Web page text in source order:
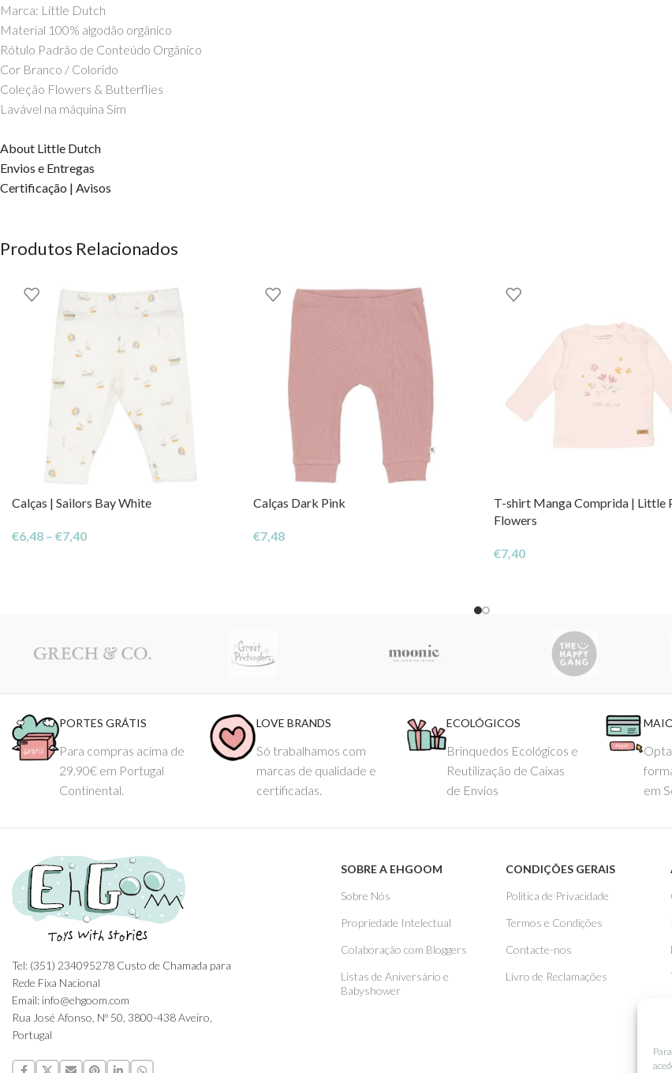
Marca: Little Dutch
Material 100% algodão orgânico
Rótulo Padrão de Conteúdo Orgânico
Cor Branco / Colorido
Coleção Flowers & Butterflies
Lavável na máquina Sim
About Little Dutch
Envios e Entregas
Certificação | Avisos
Produtos Relacionados
Calças | Sailors Bay White
€6,48 – €7,40
Calças Dark Pink
€7,48
T-shirt Manga Comprida | Little
Flowers
€7,40
PORTES GRÁTIS
Para compras acima de
29.90€ em Portugal
Continental.
LOVE BRANDS
Só trabalhamos com
marcas de qualidade e
certificadas.
ECOLÓGICOS
Brinquedos Ecológicos e
Reutilização de Caixas
de Envios
em
Tel: (351) 234095278 Custo de Chamada para
Rede Fixa Nacional
Email: info@ehgoom.com
Rua José Afonso, Nº 50, 3800-438 Aveiro,
Portugal
SOBRE A EHGOOM
Sobre Nós
Propriedade Intelectual
Colaboração com Bloggers
Listas de Aniversário e
Babyshower
CONDIÇÕES GERAIS
Politica de Privacidade
Termos e Condições
Contacte-nos
Livro de Reclamações